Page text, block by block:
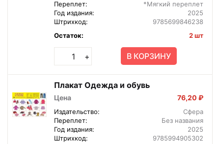
Переплет:
*Мягкий переплет
Год издания:
2025
Штрихкод:
9785699846238
Остаток:
2 шт
+ В КОРЗИНУ
Плакат Одежда и обувь
Цена 76,20 ₽
Издательство:
Сфера
Переплет:
Без названия
Год издания:
2025
Штрихкод:
9785994905302